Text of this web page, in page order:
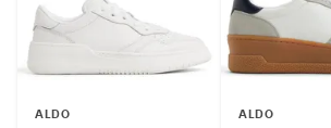
ALDO ALDO